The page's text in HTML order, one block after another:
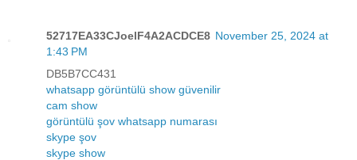
52717EA33CJoelF4A2ACDCE8 November 25, 2024 at
1:43 PM
DB5B7CC431
whatsapp görüntülü show güvenilir
cam show
görüntülü şov whatsapp numarası
skype şov
skype show